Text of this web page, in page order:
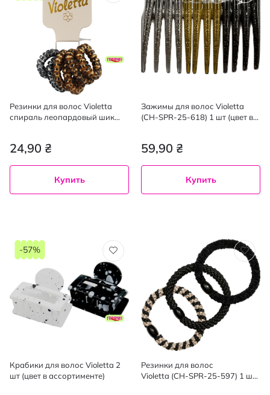
Резинки для волос Violetta
спираль леопардовый шик
24,90 ₴
Купить
Зажимы для волос Violetta
(CH-SPR-25-618) 1 шт (цвет в
59,90 ₴
Купить
Крабики для волос Violetta 2
шт (цвет в ассортименте)
-57%
Резинки для волос
Violetta (CH-SPR-25-597) 1 шт